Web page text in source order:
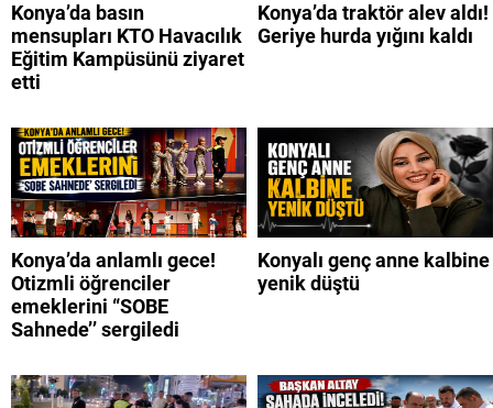
Konya’da basın
mensupları KTO Havacılık
Eğitim Kampüsünü ziyaret
etti
Konya’da traktör alev aldı!
Geriye hurda yığını kaldı
Konya’da anlamlı gece!
Otizmli öğrenciler
emeklerini “SOBE
Sahnede’’ sergiledi
Konyalı genç anne kalbine
yenik düştü